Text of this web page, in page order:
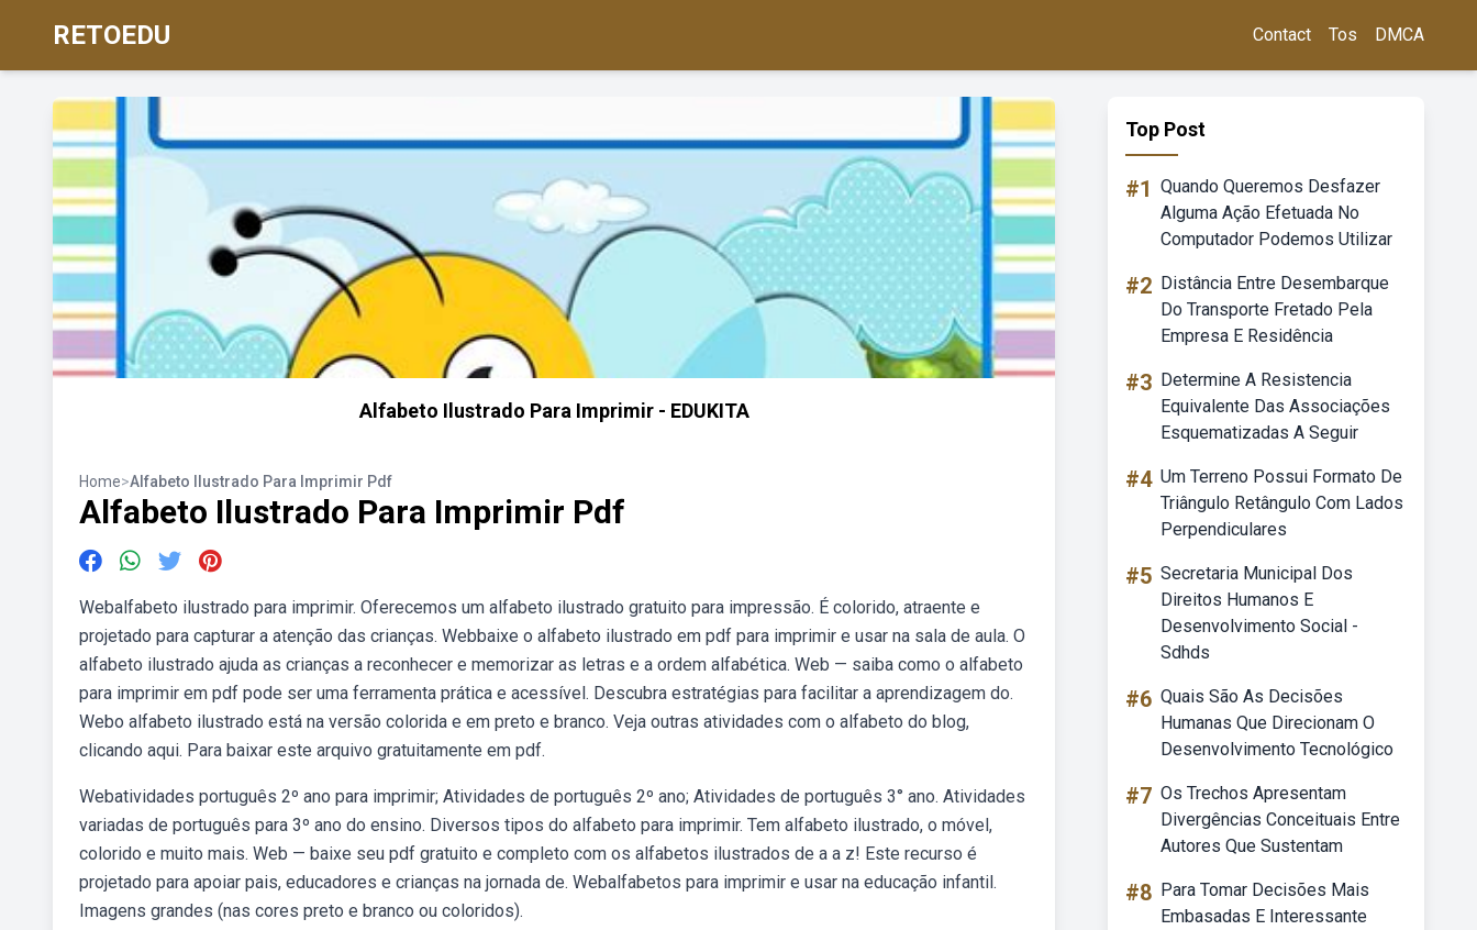
RETOEDU Contact Tos DMCA
Alfabeto Ilustrado Para Imprimir - EDUKITA
Home>Alfabeto Ilustrado Para Imprimir Pdf
Alfabeto Ilustrado Para Imprimir Pdf
Webalfabeto ilustrado para imprimir. Oferecemos um alfabeto ilustrado gratuito para impressão. É colorido, atraente e
projetado para capturar a atenção das crianças. Webbaixe o alfabeto ilustrado em pdf para imprimir e usar na sala de aula. O
alfabeto ilustrado ajuda as crianças a reconhecer e memorizar as letras e a ordem alfabética. Web — saiba como o alfabeto
para imprimir em pdf pode ser uma ferramenta prática e acessível. Descubra estratégias para facilitar a aprendizagem do.
Webo alfabeto ilustrado está na versão colorida e em preto e branco. Veja outras atividades com o alfabeto do blog,
clicando aqui. Para baixar este arquivo gratuitamente em pdf.
Webatividades português 2º ano para imprimir; Atividades de português 2º ano; Atividades de português 3° ano. Atividades
variadas de português para 3º ano do ensino. Diversos tipos do alfabeto para imprimir. Tem alfabeto ilustrado, o móvel,
colorido e muito mais. Web — baixe seu pdf gratuito e completo com os alfabetos ilustrados de a a z! Este recurso é
projetado para apoiar pais, educadores e crianças na jornada de. Webalfabetos para imprimir e usar na educação infantil.
Imagens grandes (nas cores preto e branco ou coloridos).
Top Post
#1 Quando Queremos Desfazer
Alguma Ação Efetuada No
Computador Podemos Utilizar
#2 Distância Entre Desembarque
Do Transporte Fretado Pela
Empresa E Residência
#3 Determine A Resistencia
Equivalente Das Associações
Esquematizadas A Seguir
#4 Um Terreno Possui Formato De
Triângulo Retângulo Com Lados
Perpendiculares
#5 Secretaria Municipal Dos
Direitos Humanos E
Desenvolvimento Social -
Sdhds
#6 Quais São As Decisões
Humanas Que Direcionam O
Desenvolvimento Tecnológico
#7 Os Trechos Apresentam
Divergências Conceituais Entre
Autores Que Sustentam
#8 Para Tomar Decisões Mais
Embasadas E Interessante